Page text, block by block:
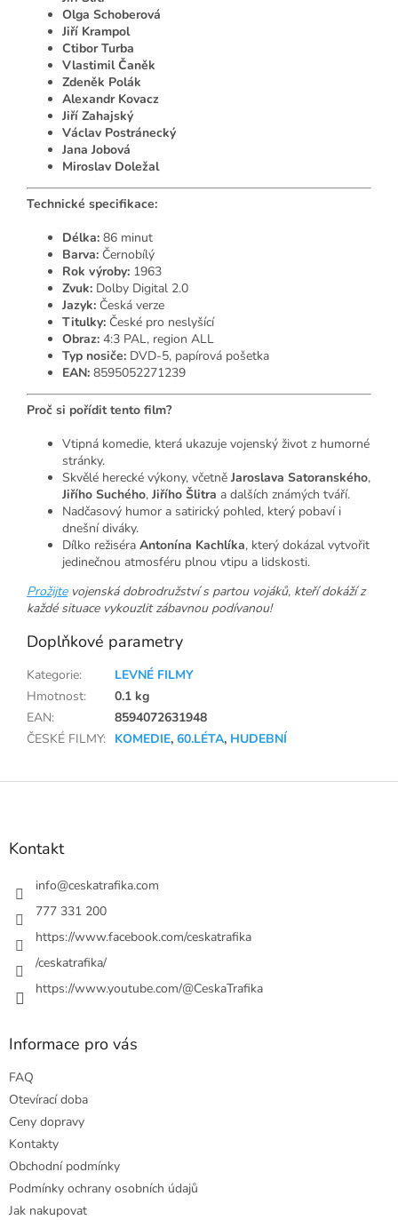
Olga Schoberová
Jiří Krampol
Ctibor Turba
Vlastimil Čaněk
Zdeněk Polák
Alexandr Kovacz
Jiří Zahajský
Václav Postránecký
Jana Jobová
Miroslav Doležal
Technické specifikace:
Délka: 86 minut
Barva: Černobílý
Rok výroby: 1963
Zvuk: Dolby Digital 2.0
Jazyk: Česká verze
Titulky: České pro neslyšící
Obraz: 4:3 PAL, region ALL
Typ nosiče: DVD-5, papírová pošetka
EAN: 8595052271239
Proč si pořídit tento film?
Vtipná komedie, která ukazuje vojenský život z humorné
stránky.
Skvělé herecké výkony, včetně Jaroslava Satoranského,
Jiřího Suchého, Jiřího Šlitra a dalších známých tváří.
Nadčasový humor a satirický pohled, který pobaví i
dnešní diváky.
Dílko režiséra Antonína Kachlíka, který dokázal vytvořit
jedinečnou atmosféru plnou vtipu a lidskosti.
Prožijtevojenská dobrodružství s partou vojáků, kteří dokáží z
každé situace vykouzlit zábavnou podívanou!
Doplňkové parametry
Kategorie:
LEVNÉ FILMY
Hmotnost:
0.1 kg
EAN:
8594072631948
ČESKÉ FILMY: KOMEDIE, 60.LÉTA, HUDEBNÍ
Z
Kontakt
info@ceskatrafika.com
777 331 200
https://www.facebook.com/ceskatrafika
/ceskatrafika/
https://www.youtube.com/@CeskaTrafika
Informace pro vás
FAQ
Otevírací doba
Ceny dopravy
Kontakty
Obchodní podmínky
Podmínky ochrany osobních údajů
Jak nakupovat